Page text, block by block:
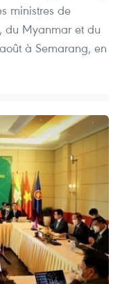
ministres de
du Myanmar et du
à Semarang, en